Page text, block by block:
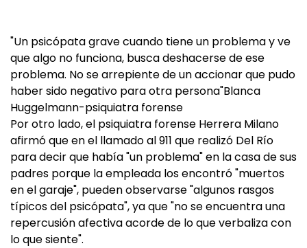
"Un psicópata grave cuando tiene un problema y ve
que algo no funciona, busca deshacerse de ese
problema. No se arrepiente de un accionar que pudo
haber sido negativo para otra persona"Blanca
Huggelmann-psiquiatra forense
Por otro lado, el psiquiatra forense Herrera Milano
afirmó que en el llamado al 911 que realizó Del Río
para decir que había "un problema" en la casa de sus
padres porque la empleada los encontró "muertos
en el garaje", pueden observarse "algunos rasgos
típicos del psicópata", ya que "no se encuentra una
repercusión afectiva acorde de lo que verbaliza con
lo que siente".